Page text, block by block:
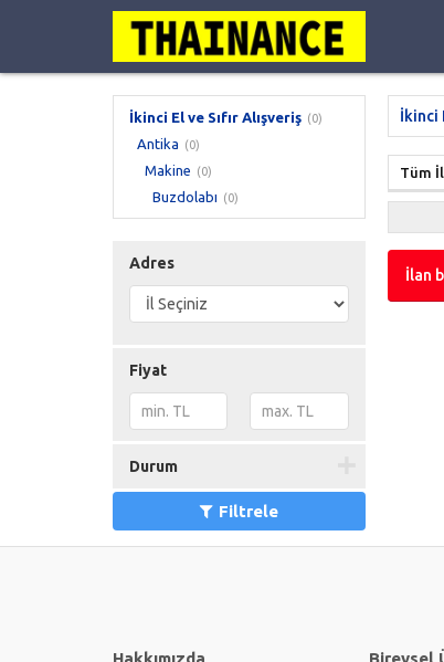
İkinci El ve Sıfır Alışveriş (0)
Antika (0)
Makine (0)
Buzdolabı (0)
Adres
Fiyat
Durum
Filtrele
İkinci
Tüm
İlan
Hakkımızda Bireysel